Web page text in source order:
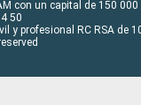
con un capital de 150 000
50
y profesional RC RSA de